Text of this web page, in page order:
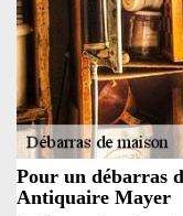
Pour un débarras
Antiquaire Mayer